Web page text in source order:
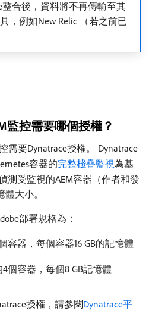
整合後，資料將不再傳輸至其
，例如New Relic （若之前已
監控需要哪個授權？
需要Dynatrace授權。 Dynatrace
容器的完整棧疊監視為基
測受監視的AEM容器（作者和發
大小。
部署規格為：
容器，每個容器16 GB的記憶體
個容器，每個8 GB記憶體
授權，請參閱Dynatrace平